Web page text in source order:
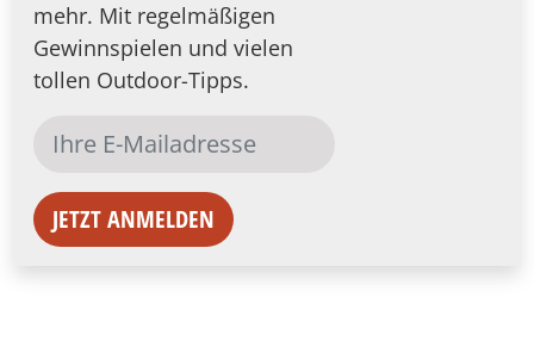
mehr. Mit regelmäßigen
Gewinnspielen und vielen
tollen Outdoor-Tipps.
JETZT ANMELDEN